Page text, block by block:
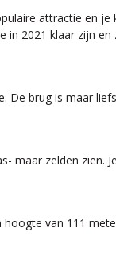
attractie en
2021 klaar zijn
brug is maar
maar zelden zien.
van 111